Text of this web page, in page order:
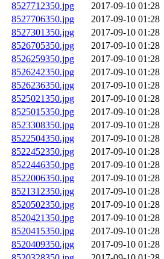
8527712350.jpg
2017-09-10 01:28
8527706350.jpg
2017-09-10 01:28
8527301350.jpg
2017-09-10 01:28
8526705350.jpg
2017-09-10 01:28
8526259350.jpg
2017-09-10 01:28
8526242350.jpg
2017-09-10 01:28
8526236350.jpg
2017-09-10 01:28
8525021350.jpg
2017-09-10 01:28
8525015350.jpg
2017-09-10 01:28
8523308350.jpg
2017-09-10 01:28
8522504350.jpg
2017-09-10 01:28
8522452350.jpg
2017-09-10 01:28
8522446350.jpg
2017-09-10 01:28
8522006350.jpg
2017-09-10 01:28
8521312350.jpg
2017-09-10 01:28
8520502350.jpg
2017-09-10 01:28
8520421350.jpg
2017-09-10 01:28
8520415350.jpg
2017-09-10 01:28
8520409350.jpg
2017-09-10 01:28